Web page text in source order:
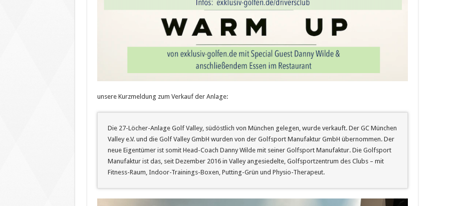
unsere Kurzmeldung zum Verkauf der Anlage:
Die 27-Löcher-Anlage Golf Valley, südöstlich von München gelegen, wurde verkauft. Der GC München
Valley e.V. und die Golf Valley GmbH wurden von der Golfsport Manufaktur GmbH übernommen. Der
neue Eigentümer ist somit Head-Coach Danny Wilde mit seiner Golfsport Manufaktur. Die Golfsport
Manufaktur ist das, seit Dezember 2016 in Valley angesiedelte, Golfsportzentrum des Clubs – mit
Fitness-Raum, Indoor-Trainings-Boxen, Putting-Grün und Physio-Therapeut.